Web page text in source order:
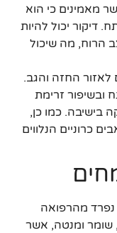
מאמינים כי הוא
דיקור יכול להיות
הרוח, מה שיכול
לאזור החזה והגב.
ובשיפור זרימת
בישיבה. כמו כן,
כרוניים הנלווים
נפרד מהרפואה
שומר ומנטה, אשר